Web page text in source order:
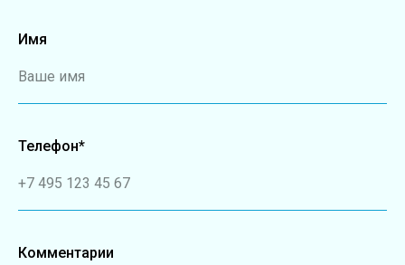
Имя
Ваше имя
Телефон*
+7 495 123 45 67
Комментарии